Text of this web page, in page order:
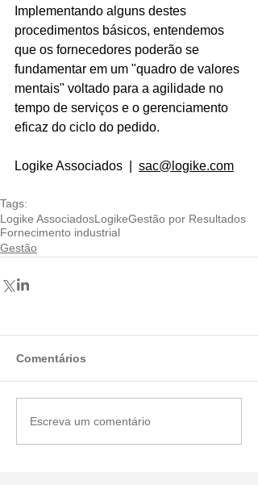
Implementando alguns destes
procedimentos básicos, entendemos
que os fornecedores poderão se
fundamentar em um "quadro de valores
mentais" voltado para a agilidade no
tempo de serviços e o gerenciamento
eficaz do ciclo do pedido.
Logike Associados  | sac@logike.com
Tags:
Logike AssociadosLogikeGestão por Resultados
Fornecimento industrial
Gestão
Comentários
Escreva um comentário